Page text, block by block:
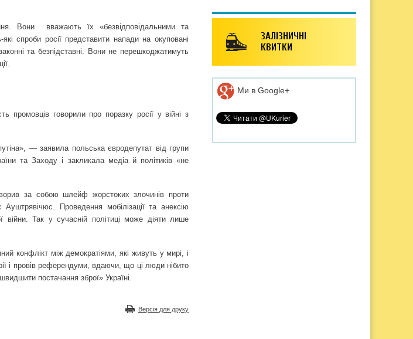
Вони
вважають їх «безвідповідальними та
спроби росії представити напади на окуповані
та безпідставні. Вони не перешкоджатимуть
промовців говорили про поразку росії у війні з
— заявила польська євродепутат від групи
та Заходу і закликала медіа й політиків «не
за собою шлейф жорстоких злочинів проти
Проведення мобілізації та анексію
війни. Так у сучасній політиці може діяти лише
конфлікт між демократіями, які живуть у мирі, і
і провів референдуми, вдаючи, що ці люди нібито
постачання зброї» Україні.
Версія для друку
ЗАЛІЗНИЧНІ
КВИТКИ
Ми в Google+